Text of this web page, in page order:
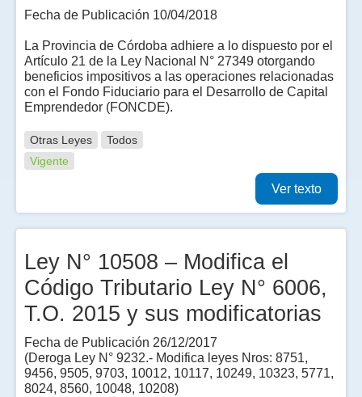
Fecha de Publicación 10/04/2018
La Provincia de Córdoba adhiere a lo dispuesto por el
Artículo 21 de la Ley Nacional N° 27349 otorgando
beneficios impositivos a las operaciones relacionadas
con el Fondo Fiduciario para el Desarrollo de Capital
Emprendedor (FONCDE).
Otras Leyes
Todos
Vigente
Ver texto
Ley N° 10508 – Modifica el
Código Tributario Ley N° 6006,
T.O. 2015 y sus modificatorias
Fecha de Publicación 26/12/2017
(Deroga Ley N° 9232.- Modifica leyes Nros: 8751,
9456, 9505, 9703, 10012, 10117, 10249, 10323, 5771,
8024, 8560, 10048, 10208)